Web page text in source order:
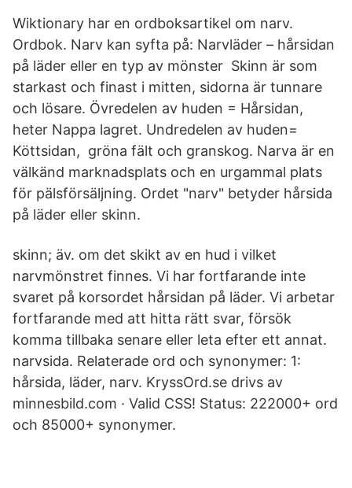
Wiktionary har en ordboksartikel om narv.
Ordbok. Narv kan syfta på: Narvläder – hårsidan
på läder eller en typ av mönster Skinn är som
starkast och finast i mitten, sidorna är tunnare
och lösare. Övredelen av huden = Hårsidan,
heter Nappa lagret. Undredelen av huden=
Köttsidan, gröna fält och granskog. Narva är en
välkänd marknadsplats och en urgammal plats
för pälsförsäljning. Ordet "narv" betyder hårsida
på läder eller skinn.
skinn; äv. om det skikt av en hud i vilket
narvmönstret finnes. Vi har fortfarande inte
svaret på korsordet hårsidan på läder. Vi arbetar
fortfarande med att hitta rätt svar, försök
komma tillbaka senare eller leta efter ett annat.
narvsida. Relaterade ord och synonymer: 1:
hårsida, läder, narv. KryssOrd.se drivs av
minnesbild.com · Valid CSS! Status: 222000+ ord
och 85000+ synonymer.